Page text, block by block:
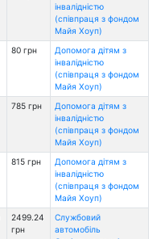
інвалідністю
(співпраця з фондом
Майя Хоуп)
80 грн
Допомога дітям з
інвалідністю
(співпраця з фондом
Майя Хоуп)
785 грн
Допомога дітям з
інвалідністю
(співпраця з фондом
Майя Хоуп)
815 грн
Допомога дітям з
інвалідністю
(співпраця з фондом
Майя Хоуп)
2499.24
грн
Службовий
автомобіль